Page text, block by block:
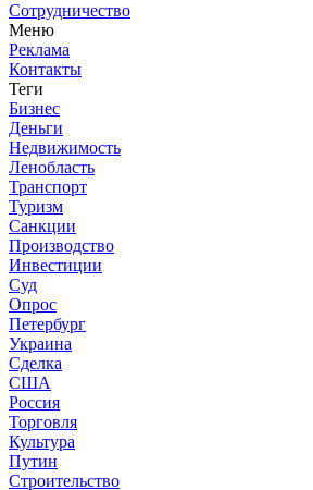
Сотрудничество
Меню
Реклама
Контакты
Теги
Бизнес
Деньги
Недвижимость
Ленобласть
Транспорт
Туризм
Санкции
Производство
Инвестиции
Суд
Опрос
Петербург
Украина
Сделка
США
Россия
Торговля
Культура
Путин
Строительство